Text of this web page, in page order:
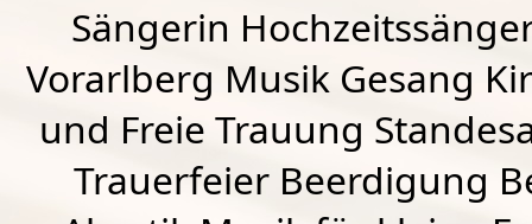
Sängerin
Vorarlberg Musik Gesang
und Freie Trauung
Trauerfeier Beerdigung